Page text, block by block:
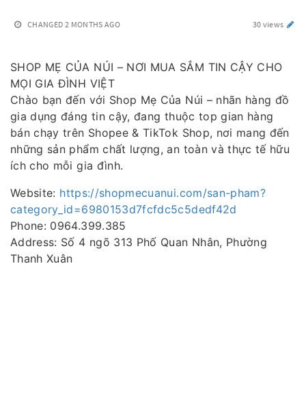
CHANGED 2 MONTHS AGO 30 views
SHOP MẸ CỦA NÚI – NƠI MUA SẮM TIN CẬY CHO
MỌI GIA ĐÌNH VIỆT
Chào bạn đến với Shop Mẹ Của Núi – nhãn hàng đồ
gia dụng đáng tin cậy, đang thuộc top gian hàng
bán chạy trên Shopee & TikTok Shop, nơi mang đến
những sản phẩm chất lượng, an toàn và thực tế hữu
ích cho mỗi gia đình.
Website: https://shopmecuanui.com/san-pham?
category_id=6980153d7fcfdc5c5dedf42d
Phone: 0964.399.385
Address: Số 4 ngõ 313 Phố Quan Nhân, Phường
Thanh Xuân